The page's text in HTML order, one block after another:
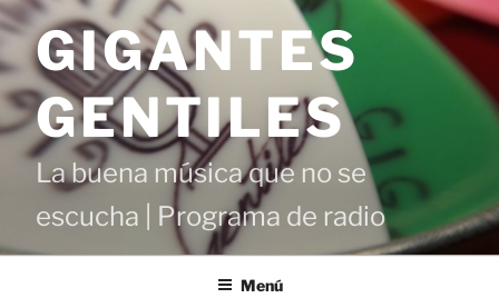
Saltar
contenido
GIGANTES
GENTILES
La buena música que no se
escucha | Programa de radio
Menú